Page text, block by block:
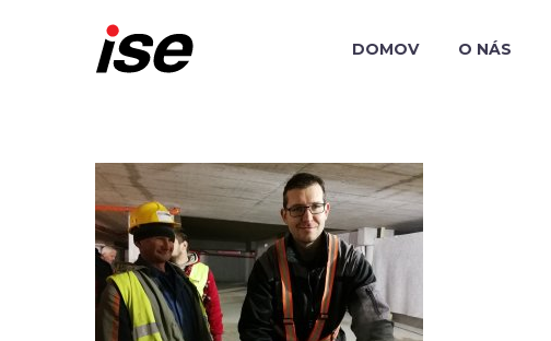
DOMOV O NÁS